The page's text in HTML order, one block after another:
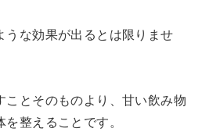
うな効果が出るとは限りませ
ことそのものより、甘い飲み物
整えることです。